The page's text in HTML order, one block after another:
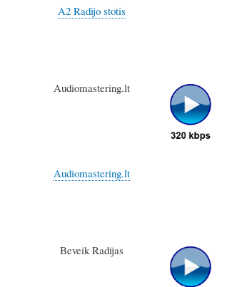
A2 Radijo stotis
Audiomastering.lt
Audiomastering.lt
Beveik Radijas